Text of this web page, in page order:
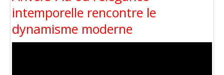
intemporelle rencontre le
dynamisme moderne